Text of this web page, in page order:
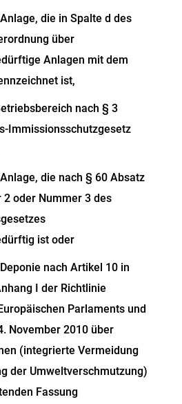
die in Spalte d des
über
Anlagen mit dem
ist,
nach § 3
Immissionsschutzgesetz
die nach § 60 Absatz
2 oder Nummer 3 des
ist oder
nach Artikel 10 in
I der Richtlinie
Parlaments und
November 2010 über
(integrierte Vermeidung
der Umweltverschmutzung)
Fassung